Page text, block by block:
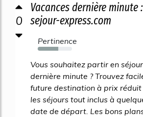
0
Vacances dernière minute
sejour-express.com
Pertinence
60%
Vous souhaitez partir en
dernière minute ? Trouvez
future destination à prix
les séjours tout inclus à
date de départ. Les bons